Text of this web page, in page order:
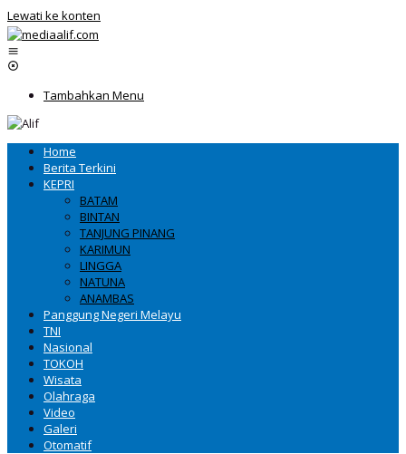
Lewati ke konten
Tambahkan Menu
Home
Berita Terkini
KEPRI
BATAM
BINTAN
TANJUNG PINANG
KARIMUN
LINGGA
NATUNA
ANAMBAS
Panggung Negeri Melayu
TNI
Nasional
TOKOH
Wisata
Olahraga
Video
Galeri
Otomatif